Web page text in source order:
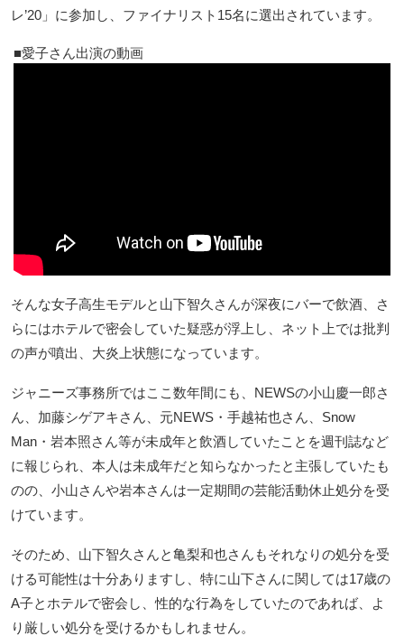
レ’20」に参加し、ファイナリスト15名に選出されています。
愛子さん出演の動画
そんな女子高生モデルと山下智久さんが深夜にバーで飲酒、さ
らにはホテルで密会していた疑惑が浮上し、ネット上では批判
の声が噴出、大炎上状態になっています。
ジャニーズ事務所ではここ数年間にも、NEWSの小山慶一郎さ
ん、加藤シゲアキさん、元NEWS・手越祐也さん、Snow
Man・岩本照さん等が未成年と飲酒していたことを週刊誌など
に報じられ、本人は未成年だと知らなかったと主張していたも
のの、小山さんや岩本さんは一定期間の芸能活動休止処分を受
けています。
そのため、山下智久さんと亀梨和也さんもそれなりの処分を受
ける可能性は十分ありますし、特に山下さんに関しては17歳の
A子とホテルで密会し、性的な行為をしていたのであれば、よ
り厳しい処分を受けるかもしれません。